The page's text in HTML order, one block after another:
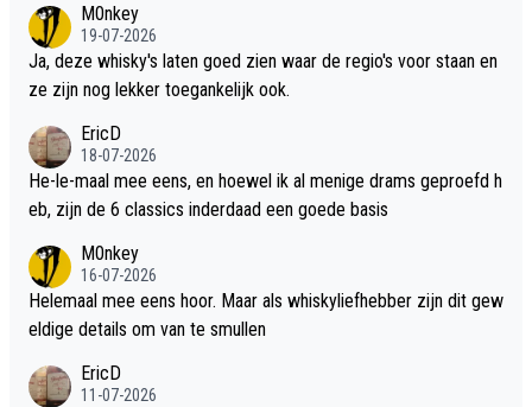
M0nkey
19-07-2026
Ja, deze whisky's laten goed zien waar de regio's voor staan en
ze zijn nog lekker toegankelijk ook.
EricD
18-07-2026
He-le-maal mee eens, en hoewel ik al menige drams geproefd h
eb, zijn de 6 classics inderdaad een goede basis
M0nkey
16-07-2026
Helemaal mee eens hoor. Maar als whiskyliefhebber zijn dit gew
eldige details om van te smullen
EricD
11-07-2026